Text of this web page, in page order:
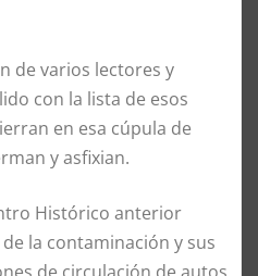
de varios lectores y
con la lista de esos
en esa cúpula de
y asfixian.
Histórico anterior
la contaminación y sus